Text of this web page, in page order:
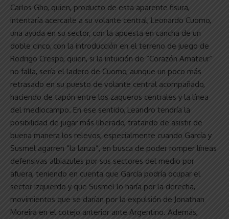
Carlos Gho, quien, producto de esta aparente fisura,
intentaría acercarle a su volante central, Leonardo Cuomo,
una ayuda en su sector, con la apuesta en cancha de un
doble cinco, con la introducción en el terreno de juego de
Rodrigo Crespo, quien, si la intuición de “Corazón Amateur”
no falla, sería el ladero de Cuomo, aunque un poco más
retrasado en su puesto de volante central acompañado,
haciendo de tapón entre los zagueros centrales y la línea
del mediocampo. En ese sentido, Leandro tendría la
posibilidad de jugar más liberado, tratando de asistir de
buena manera los relevos, especialmente cuando García y
Susmel agarren “la lanza”, en busca de poder romper líneas
defensivas albiazules por sus sectores del medio por
afuera, teniendo en cuenta que García podría ocupar el
sector izquierdo y que Susmel lo haría por la derecha,
movimientos que se darían por la expulsión de Jonathan
Moreira en el cotejo anterior ante Argentino. Además,